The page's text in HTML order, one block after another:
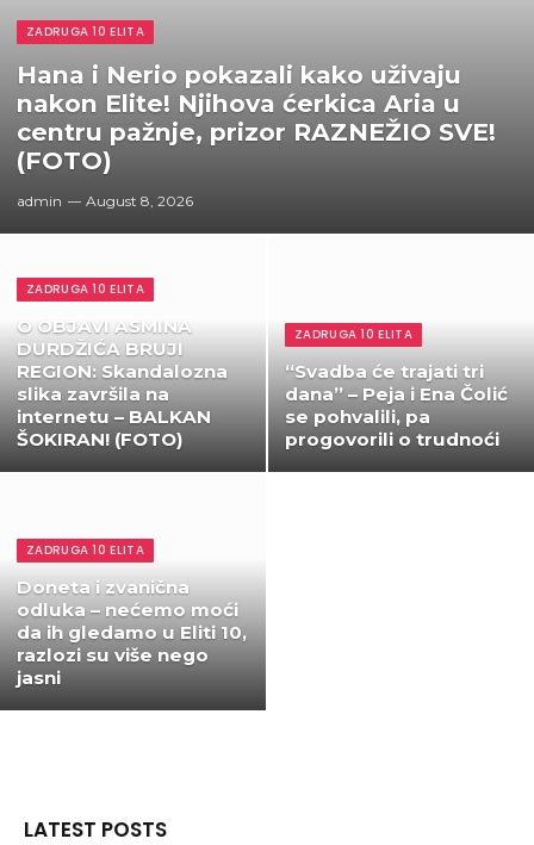
ZADRUGA 10 ELITA
Hana i Nerio pokazali kako uživaju
nakon Elite! Njihova ćerkica Aria u
centru pažnje, prizor RAZNEŽIO SVE!
(FOTO)
admin August 8, 2026
ZADRUGA 10 ELITA
O OBJAVI ASMINA
DURDŽIĆA BRUJI
REGION: Skandalozna
slika završila na
internetu – BALKAN
ŠOKIRAN! (FOTO)
ZADRUGA 10 ELITA
“Svadba će trajati tri
dana” – Peja i Ena Čolić
se pohvalili, pa
progovorili o trudnoći
ZADRUGA 10 ELITA
Doneta i zvanična
odluka – nećemo moći
da ih gledamo u Eliti 10,
razlozi su više nego
jasni
LATEST POSTS